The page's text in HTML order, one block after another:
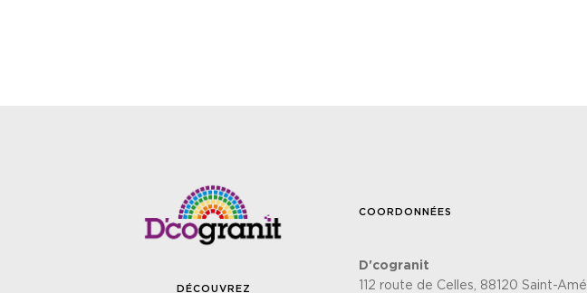
DÉCOUVREZ
COORDONNÉES
D'cogranit
112 route de Celles, 88120 Saint-Amé